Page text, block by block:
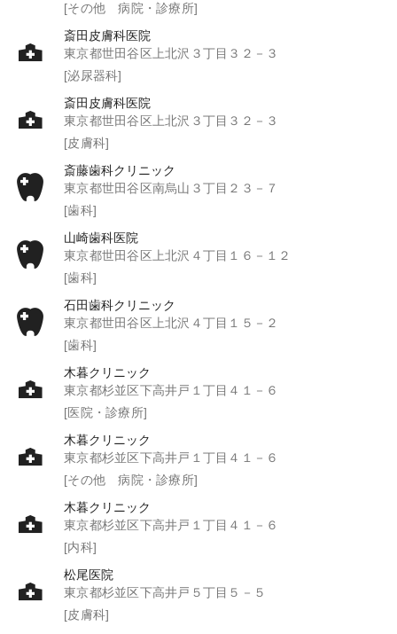
[その他 病院・診療所]
斎田皮膚科医院
東京都世田谷区上北沢３丁目３２－３
[泌尿器科]
斎田皮膚科医院
東京都世田谷区上北沢３丁目３２－３
[皮膚科]
斎藤歯科クリニック
東京都世田谷区南烏山３丁目２３－７
[歯科]
山崎歯科医院
東京都世田谷区上北沢４丁目１６－１２
[歯科]
石田歯科クリニック
東京都世田谷区上北沢４丁目１５－２
[歯科]
木暮クリニック
東京都杉並区下高井戸１丁目４１－６
[医院・診療所]
木暮クリニック
東京都杉並区下高井戸１丁目４１－６
[その他 病院・診療所]
木暮クリニック
東京都杉並区下高井戸１丁目４１－６
[内科]
松尾医院
東京都杉並区下高井戸５丁目５－５
[皮膚科]